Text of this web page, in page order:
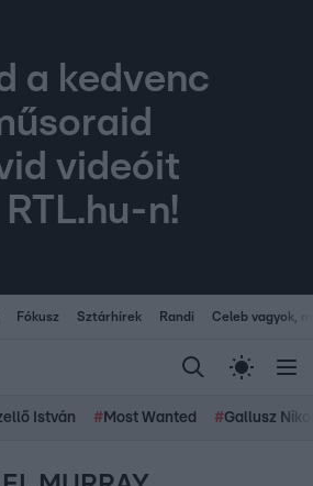
a kedvenc
videóit
n!
Fókusz Sztárhírek Randi Celeb vagyok,
István # Most Wanted #Gallusz